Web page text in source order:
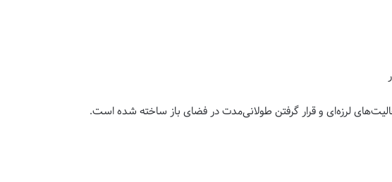
لرزه‌ای و قرار گرفتن طولانی‌مدت در فضای باز ساخته شده است.